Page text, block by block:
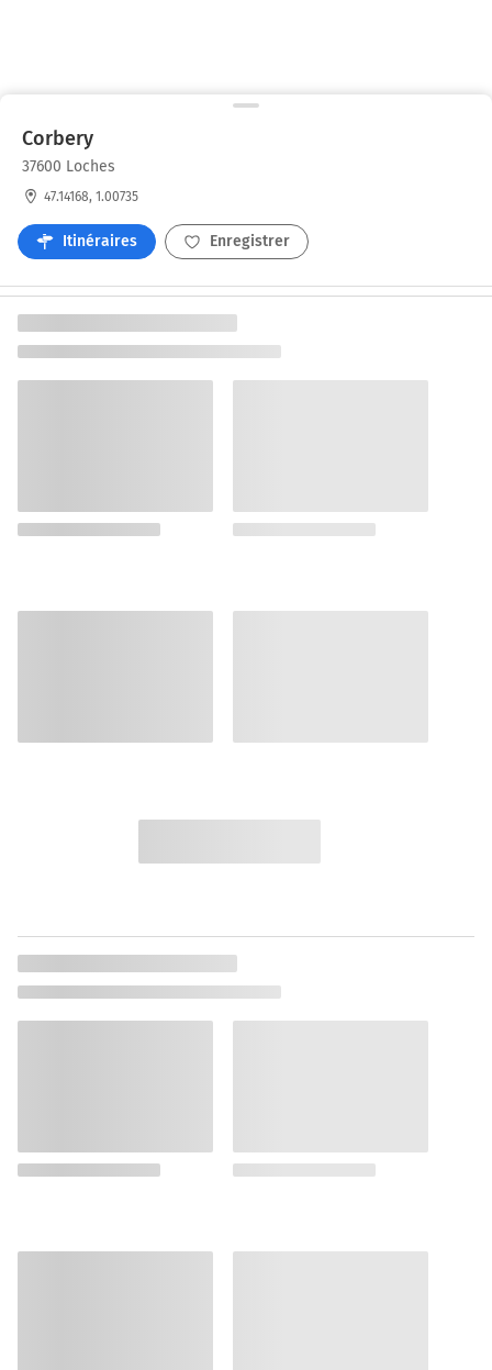
Corbery
37600 Loches
47.14168, 1.00735
Itinéraires Enregistrer